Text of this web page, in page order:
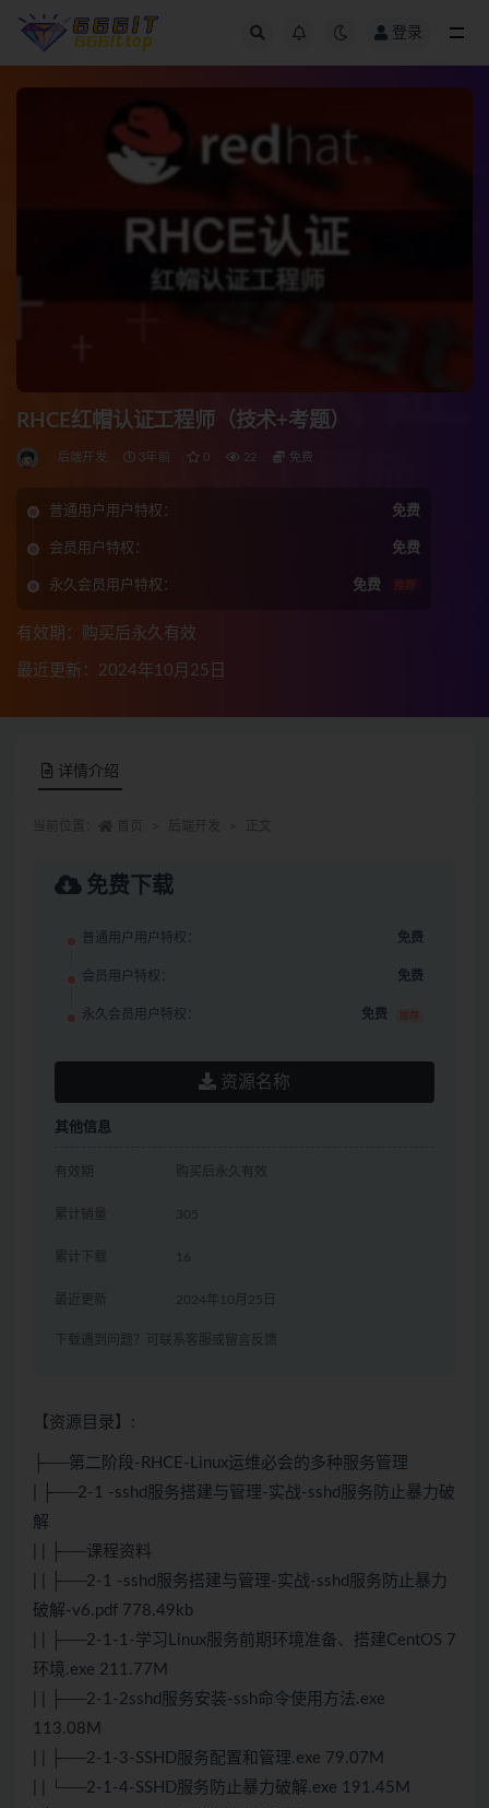
登录
RHCE红帽认证工程师（技术+考题）
后端开发 3年前 0 22 免费
普通用户用户特权： 免费
会员用户特权： 免费
永久会员用户特权： 免费 推荐
有效期：购买后永久有效
最近更新：2024年10月25日
详情介绍
免费下载
普通用户用户特权： 免费
会员用户特权： 免费
永久会员用户特权： 免费 推荐
资源名称
其他信息
有效期 购买后永久有效
累计销量 305
累计下载 16
最近更新 2024年10月25日
下载遇到问题？可联系客服或留言反馈
【资源目录】:
├──第二阶段-RHCE-Linux运维必会的多种服务管理
| ├──2-1 -sshd服务搭建与管理-实战-sshd服务防止暴力破
解
| | ├──课程资料
| | ├──2-1 -sshd服务搭建与管理-实战-sshd服务防止暴力
破解-v6.pdf 778.49kb
| | ├──2-1-1-学习Linux服务前期环境准备、搭建CentOS 7
环境.exe 211.77M
| | ├──2-1-2sshd服务安装-ssh命令使用方法.exe
113.08M
| | ├──2-1-3-SSHD服务配置和管理.exe 79.07M
| | └──2-1-4-SSHD服务防止暴力破解.exe 191.45M